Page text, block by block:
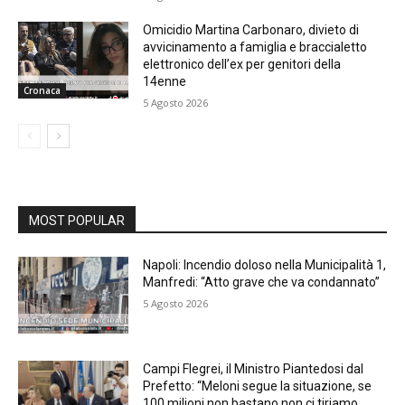
Cronaca
Omicidio Martina Carbonaro, divieto di
avvicinamento a famiglia e braccialetto
elettronico dell’ex per genitori della
14enne
5 Agosto 2026
MOST POPULAR
Napoli: Incendio doloso nella Municipalità 1,
Manfredi: “Atto grave che va condannato”
5 Agosto 2026
Campi Flegrei, il Ministro Piantedosi dal
Prefetto: “Meloni segue la situazione, se